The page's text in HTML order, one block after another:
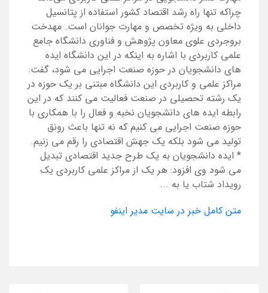
چراکه تنها راه رشد اقتصاد کشور استفاده از پتانسیل
داخلی به ویژه تخصص و مهارت جوانان است. مهدخت
بروجردی علوی معاون پژوهش و فناوری دانشگاه جامع
علمی کاربردی با اشاره به اینکه در این دانشگاه ایده
های دانشجویان در حوزه صنعت اجرایی می شود، گفت:
مراکز علمی و کاربردی این دانشگاه مبتنی بر یک حوزه در
یک رشته تحصیلی در صنعت فعالیت می کنند که در این
رابطه ایده های دانشجویان نخبه و فعال را با همکاری با
حوزه صنعت اجرایی می کنیم که نه تنها باعث رونق
تولید می شود بلکه یک جهش اقتصادی را رقم می زنیم.
* ایده دانشجویان به یک طرح جدید اقتصادی تبدیل
می شود وی افزود: هر یک از مراکز علمی کاربردی یک
رویداد شتاب یا به ...
متن کامل خبر در سایت مدیر اینفو